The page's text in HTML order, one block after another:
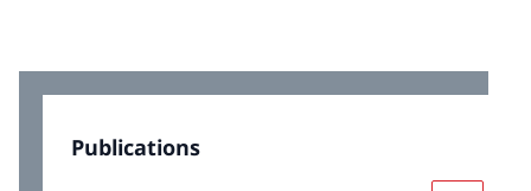
Publications